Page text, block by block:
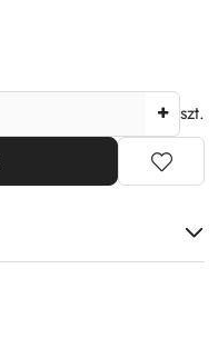
szt.